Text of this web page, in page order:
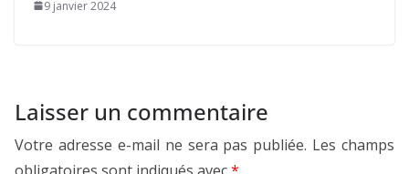
9 janvier 2024
Laisser un commentaire
Votre adresse e-mail ne sera pas publiée. Les champs